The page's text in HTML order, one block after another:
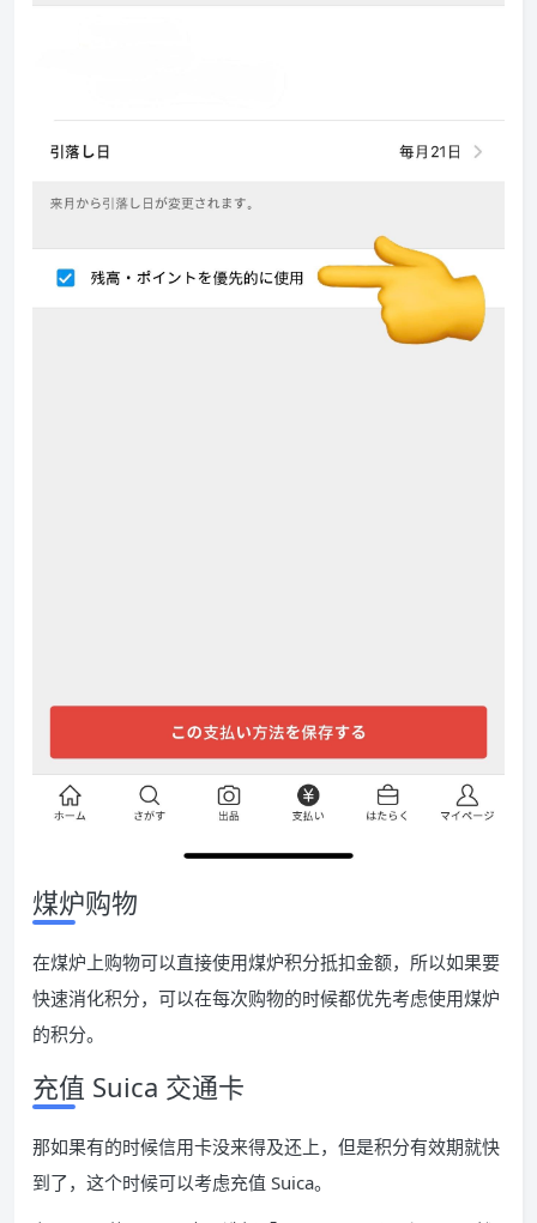
煤炉购物
在煤炉上购物可以直接使用煤炉积分抵扣金额，所以如果要
快速消化积分，可以在每次购物的时候都优先考虑使用煤炉
的积分。
充值 Suica 交通卡
那如果有的时候信用卡没来得及还上，但是积分有效期就快
到了，这个时候可以考虑充值 Suica。